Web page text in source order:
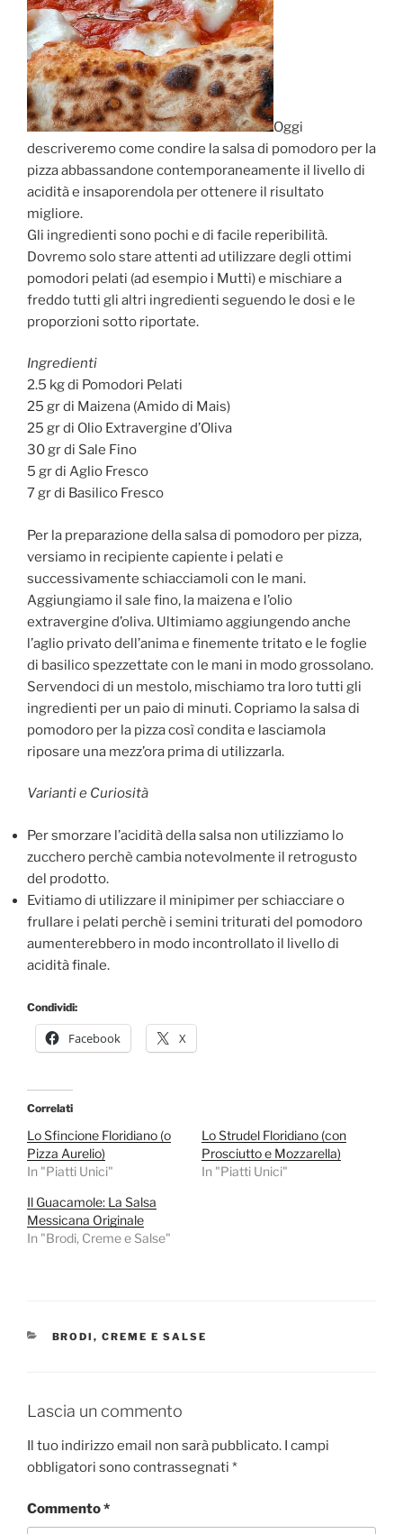
Oggi
descriveremo come condire la salsa di pomodoro per la
pizza abbassandone contemporaneamente il livello di
acidità e insaporendola per ottenere il risultato
migliore.
Gli ingredienti sono pochi e di facile reperibilità.
Dovremo solo stare attenti ad utilizzare degli ottimi
pomodori pelati (ad esempio i Mutti) e mischiare a
freddo tutti gli altri ingredienti seguendo le dosi e le
proporzioni sotto riportate.
Ingredienti
2.5 kg di Pomodori Pelati
25 gr di Maizena (Amido di Mais)
25 gr di Olio Extravergine d’Oliva
30 gr di Sale Fino
5 gr di Aglio Fresco
7 gr di Basilico Fresco
Per la preparazione della salsa di pomodoro per pizza,
versiamo in recipiente capiente i pelati e
successivamente schiacciamoli con le mani.
Aggiungiamo il sale fino, la maizena e l’olio
extravergine d’oliva. Ultimiamo aggiungendo anche
l’aglio privato dell’anima e finemente tritato e le foglie
di basilico spezzettate con le mani in modo grossolano.
Servendoci di un mestolo, mischiamo tra loro tutti gli
ingredienti per un paio di minuti. Copriamo la salsa di
pomodoro per la pizza così condita e lasciamola
riposare una mezz’ora prima di utilizzarla.
Varianti e Curiosità
Per smorzare l’acidità della salsa non utilizziamo lo
zucchero perchè cambia notevolmente il retrogusto
del prodotto.
Evitiamo di utilizzare il minipimer per schiacciare o
frullare i pelati perchè i semini triturati del pomodoro
aumenterebbero in modo incontrollato il livello di
acidità finale.
Condividi:
Facebook X
Correlati
Lo Sfincione Floridiano (o
Pizza Aurelio)
In "Piatti Unici"
Lo Strudel Floridiano (con
Prosciutto e Mozzarella)
In "Piatti Unici"
Il Guacamole: La Salsa
Messicana Originale
In "Brodi, Creme e Salse"
CATEGORIE
BRODI, CREME E SALSE
Lascia un commento
Il tuo indirizzo email non sarà pubblicato. I campi
obbligatori sono contrassegnati *
Commento*